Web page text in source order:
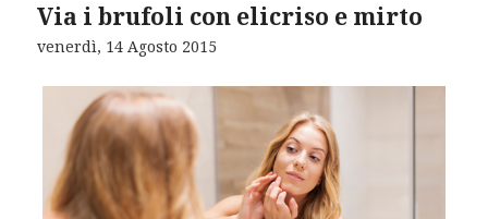
Via i brufoli con elicriso e mirto
venerdì, 14 Agosto 2015